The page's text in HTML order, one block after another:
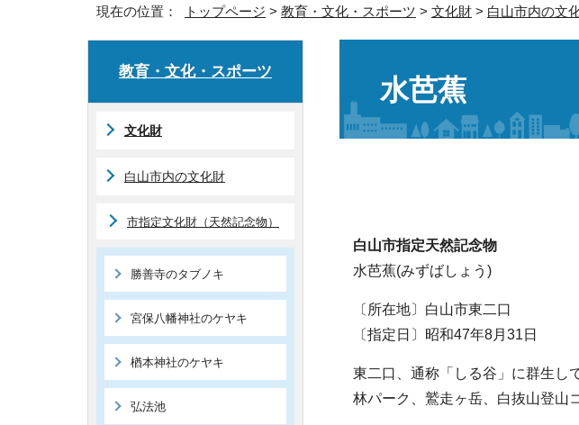
現在の位置： トップページ > 教育・文化・スポーツ > 文化財 > 白山市内の文
水芭蕉
白山市指定天然記念物
水芭蕉(みずばしょう)
〔所在地〕白山市東二口
〔指定日〕昭和47年8月31日
東二口、通称「しる谷」に群生し
林パーク、鷲走ヶ岳、白抜山登山
教育・文化・スポーツ
文化財
白山市内の文化財
市指定文化財（天然記念物）
勝善寺のタブノキ
宮保八幡神社のケヤキ
楢本神社のケヤキ
弘法池